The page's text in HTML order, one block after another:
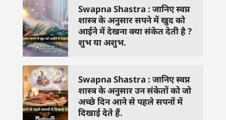
Swapna Shastra : जानिए स्वप्न
शास्त्र के अनुसार सपने में खुद को
आईने में देखना क्या संकेत देती है ?
शुभ या अशुभ.
Swapna Shastra : जानिए स्वप्न
शास्त्र के अनुसार उन संकेतों को जो
अच्छे दिन आने से पहले सपनों में
दिखाई देते हैं.